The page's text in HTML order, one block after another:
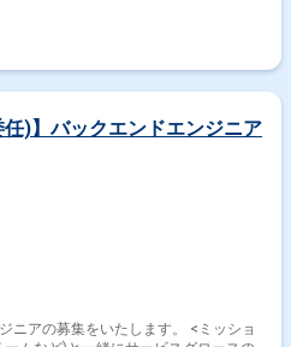
キテクチャの設計・実装 ・障害発生時
任)】バックエンドエンジニア
ニアの募集をいたします。 <ミッショ